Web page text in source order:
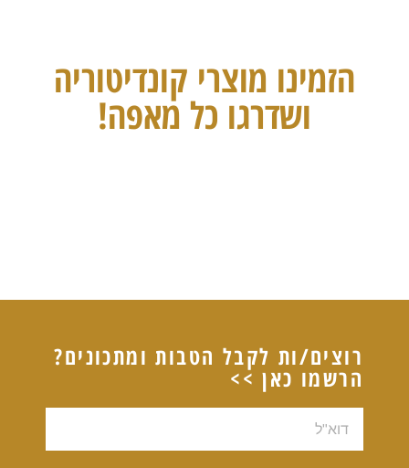
הזמינו מוצרי קונדיטוריה
ושדרגו כל מאפה!
רוצים/ות לקבל הטבות ומתכונים?
הרשמו כאן >>